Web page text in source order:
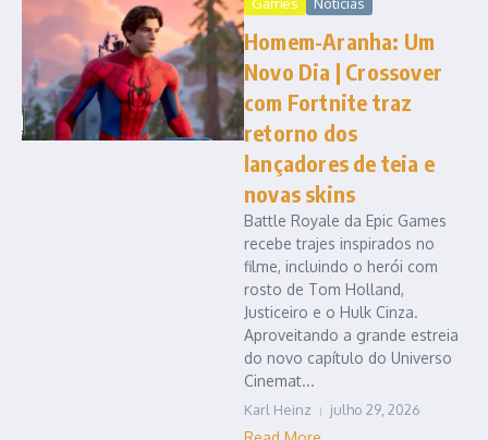
Homem-Aranha: Um
Novo Dia | Crossover
com Fortnite traz
retorno dos
lançadores de teia e
novas skins
Battle Royale da Epic Games
recebe trajes inspirados no
filme, incluindo o herói com
rosto de Tom Holland,
Justiceiro e o Hulk Cinza.
Aproveitando a grande estreia
do novo capítulo do Universo
Cinemat...
Karl Heinz julho 29, 2026